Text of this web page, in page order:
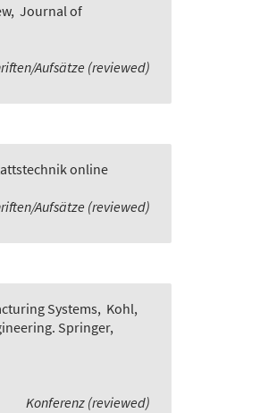
, Journal of
Aufsätze (reviewed)
online
Aufsätze (reviewed)
Systems, Kohl,
Springer,
Konferenz (reviewed)